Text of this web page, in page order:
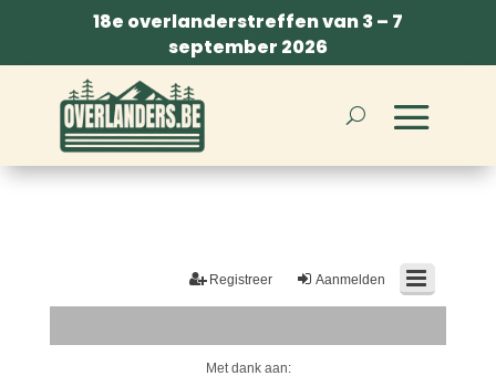
18e overlanderstreffen van 3 – 7
september 2026